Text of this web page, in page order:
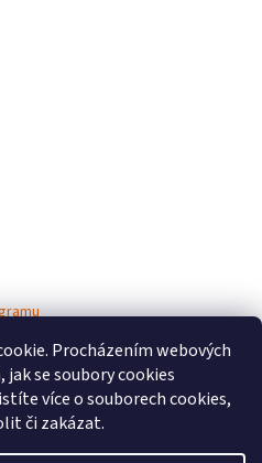
Procházením webových
se soubory cookies
více o souborech cookies,
či zakázat.